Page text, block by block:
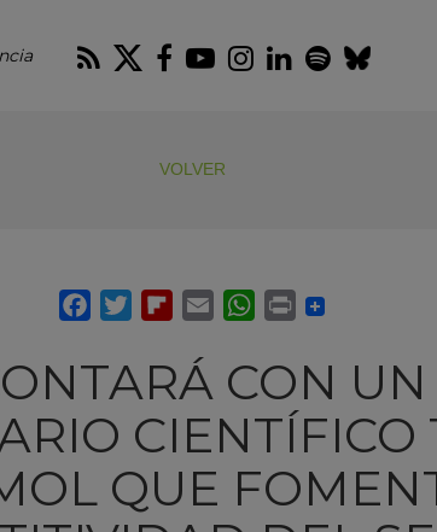
RSS Twitter
Facebook
Youtube
Instagram
LinkedIn
Spotify
VOLVER
CON
CIENTÍFICO
QUE